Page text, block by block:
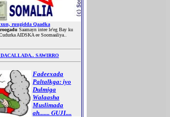
ruugidda Qaadka
Saamayn intee le'eg Bay ku
AIDSKA ee Soomaaliya..
SAWIRRO
Fadeexada
Paltalkga: iyo
Dulmiga
Walaasha
Muslimada
ah....... GUJI....